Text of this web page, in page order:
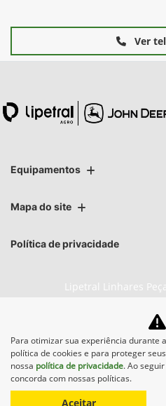
Ver
Equipamentos
Mapa do site
Política de privacidade
Lipetral Linhares
CNPJ:
No trânsito, enxergar o
salva vidas.
Para otimizar sua experiência durante
política de cookies e para proteger
nossa política de privacidade. Ao
concorda com nossas políticas.
Aceitar